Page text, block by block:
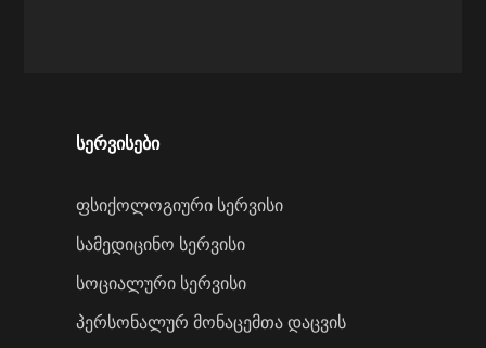
სერვისები
ფსიქოლოგიური სერვისი
სამედიცინო სერვისი
სოციალური სერვისი
პერსონალურ მონაცემთა დაცვის